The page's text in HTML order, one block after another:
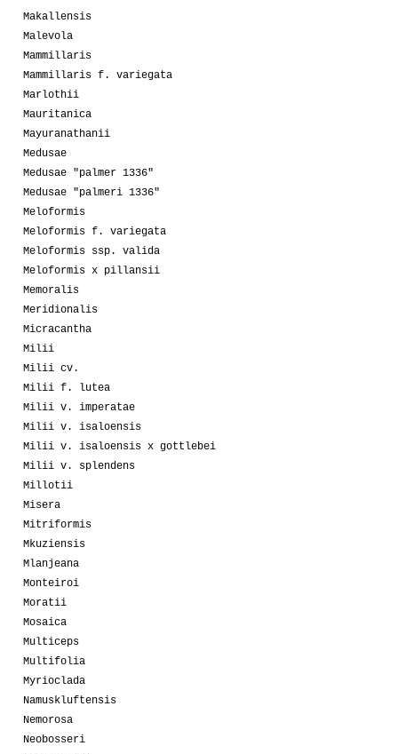
Makallensis
Malevola
Mammillaris
Mammillaris f. variegata
Marlothii
Mauritanica
Mayuranathanii
Medusae
Medusae "palmer 1336"
Medusae "palmeri 1336"
Meloformis
Meloformis f. variegata
Meloformis ssp. valida
Meloformis x pillansii
Memoralis
Meridionalis
Micracantha
Milii
Milii cv.
Milii f. lutea
Milii v. imperatae
Milii v. isaloensis
Milii v. isaloensis x gottlebei
Milii v. splendens
Millotii
Misera
Mitriformis
Mkuziensis
Mlanjeana
Monteiroi
Moratii
Mosaica
Multiceps
Multifolia
Myrioclada
Namuskluftensis
Nemorosa
Neobosseri